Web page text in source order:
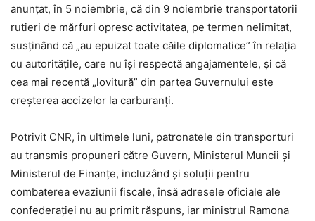
anunţat, în 5 noiembrie, că din 9 noiembrie transportatorii
rutieri de mărfuri opresc activitatea, pe termen nelimitat,
susţinând că „au epuizat toate căile diplomatice” în relaţia
cu autorităţile, care nu îşi respectă angajamentele, şi că
cea mai recentă „lovitură” din partea Guvernului este
creşterea accizelor la carburanţi.
Potrivit CNR, în ultimele luni, patronatele din transporturi
au transmis propuneri către Guvern, Ministerul Muncii şi
Ministerul de Finanţe, incluzând şi soluţii pentru
combaterea evaziunii fiscale, însă adresele oficiale ale
confederaţiei nu au primit răspuns, iar ministrul Ramona